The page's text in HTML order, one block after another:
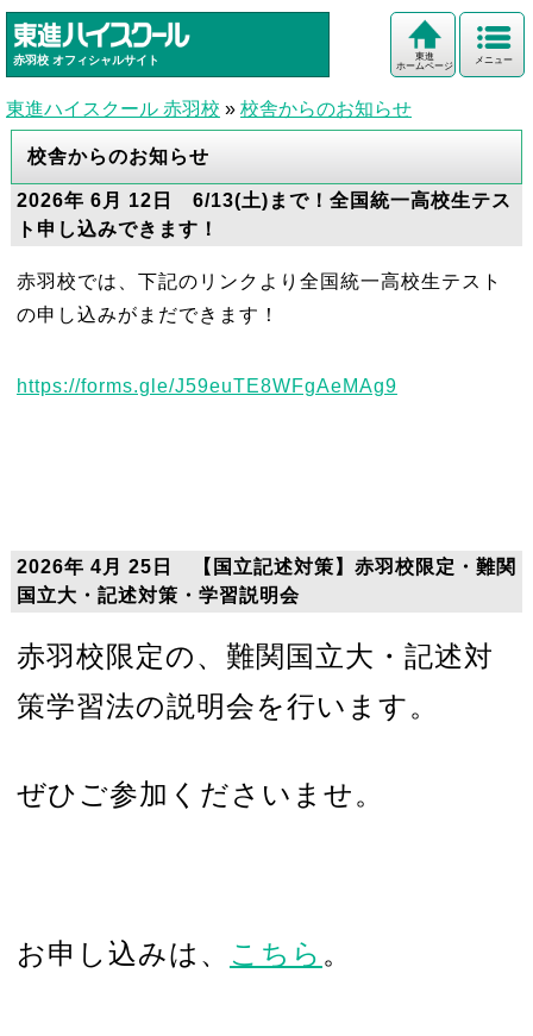
赤羽校 オフィシャルサイト メニュー
東進
ホームページ
東進ハイスクール 赤羽校 » 校舎からのお知らせ
校舎からのお知らせ
2026年 6月 12日 6/13(土)まで！全国統一高校生テス
ト申し込みできます！
赤羽校では、下記のリンクより全国統一高校生テスト
の申し込みがまだできます！
https://forms.gle/J59euTE8WFgAeMAg9
2026年 4月 25日 【国立記述対策】赤羽校限定・難関
国立大・記述対策・学習説明会
赤羽校限定の、難関国立大・記述対
策学習法の説明会を行います。
ぜひご参加くださいませ。
お申し込みは、 こちら 。